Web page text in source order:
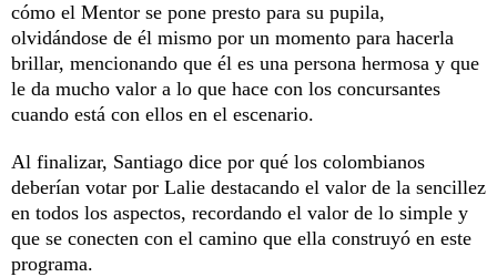
cómo el Mentor se pone presto para su pupila,
olvidándose de él mismo por un momento para hacerla
brillar, mencionando que él es una persona hermosa y que
le da mucho valor a lo que hace con los concursantes
cuando está con ellos en el escenario.
Al finalizar, Santiago dice por qué los colombianos
deberían votar por Lalie destacando el valor de la sencillez
en todos los aspectos, recordando el valor de lo simple y
que se conecten con el camino que ella construyó en este
programa.